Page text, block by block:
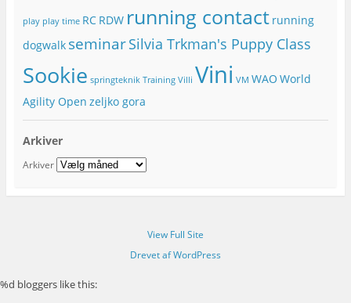
play play time RC RDW running contact running
dogwalk seminarSilvia Trkman's Puppy Class
Sookie springteknik Training Villi Vini VM WAO World
Agility Open zeljko gora
Arkiver
Arkiver
View Full Site
Drevet af WordPress
%d bloggers like this: